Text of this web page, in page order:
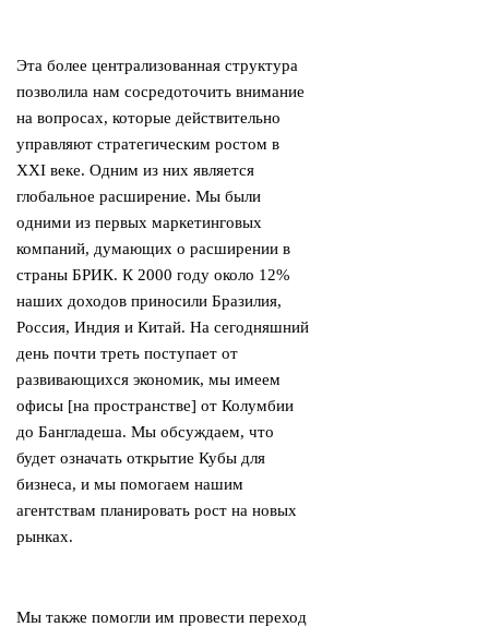
Эта более централизованная структура
позволила нам сосредоточить внимание
на вопросах, которые действительно
управляют стратегическим ростом в
XXI веке. Одним из них является
глобальное расширение. Мы были
одними из первых маркетинговых
компаний, думающих о расширении в
страны БРИК. К 2000 году около 12%
наших доходов приносили Бразилия,
Россия, Индия и Китай. На сегодняшний
день почти треть поступает от
развивающихся экономик, мы имеем
офисы [на пространстве] от Колумбии
до Бангладеша. Мы обсуждаем, что
будет означать открытие Кубы для
бизнеса, и мы помогаем нашим
агентствам планировать рост на новых
рынках.
Мы также помогли им провести переход